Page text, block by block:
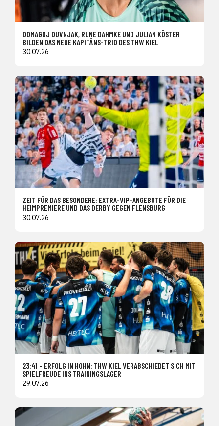
DOMAGOJ DUVNJAK, RUNE DAHMKE UND JULIAN KÖSTER
BILDEN DAS NEUE KAPITÄNS-TRIO DES THW KIEL
30.07.26
ZEIT FÜR DAS BESONDERE: EXTRA-VIP-ANGEBOTE FÜR DIE
HEIMPREMIERE UND DAS DERBY GEGEN FLENSBURG
30.07.26
23:41 – ERFOLG IN HOHN: THW KIEL VERABSCHIEDET SICH MIT
SPIELFREUDE INS TRAININGSLAGER
29.07.26